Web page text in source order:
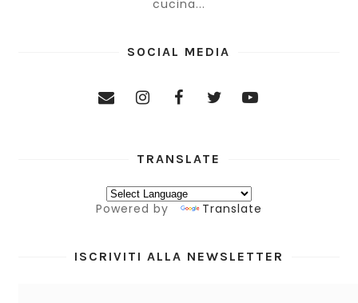
cucina...
SOCIAL MEDIA
TRANSLATE
Powered by Translate
ISCRIVITI ALLA NEWSLETTER